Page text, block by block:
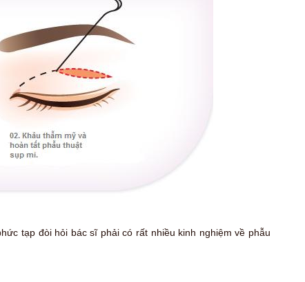
tạp đòi hỏi bác sĩ phải có rất nhiều kinh nghiệm về phẫu